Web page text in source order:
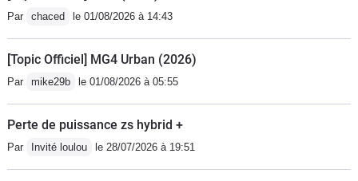
Par chaced le 01/08/2026 à 14:43
[Topic Officiel] MG4 Urban (2026)
Par mike29b le 01/08/2026 à 05:55
Perte de puissance zs hybrid +
Par Invité loulou le 28/07/2026 à 19:51